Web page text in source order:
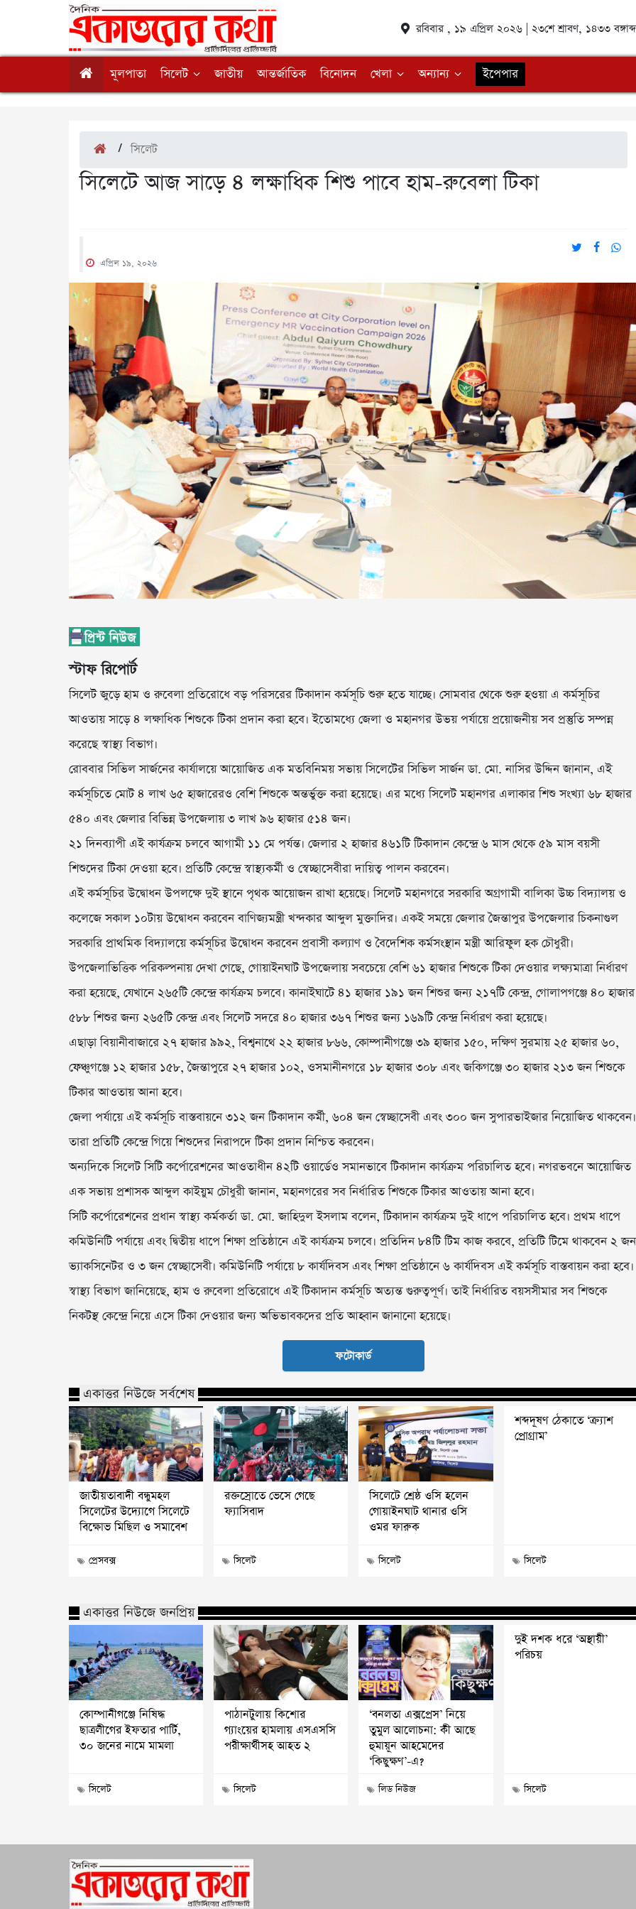
রবিবার , ১৯ এপ্রিল ২০২৬ | ২৩শে শ্রাবণ, ১৪৩৩
মূলপাতা সিলেট জাতীয় আন্তর্জাতিক বিনোদন খেলা অন্যান্য ইপেপার
/সিলেট
সিলেটে আজ সাড়ে ৪ লক্ষাধিক শিশু পাবে হাম-রুবেলা টিকা
এপ্রিল ১৯, ২০২৬
স্টাফ রিপোর্ট
সিলেট জুড়ে হাম ও রুবেলা প্রতিরোধে বড় পরিসরের টিকাদান কর্মসূচি শুরু হতে যাচ্ছে। সোমবার থেকে শুরু হওয়া এ কর্মসূচির
আওতায় সাড়ে ৪ লক্ষাধিক শিশুকে টিকা প্রদান করা হবে। ইতোমধ্যে জেলা ও মহানগর উভয় পর্যায়ে প্রয়োজনীয় সব প্রস্তুতি সম্পন্ন
করেছে স্বাস্থ্য বিভাগ।
রোববার সিভিল সার্জনের কার্যালয়ে আয়োজিত এক মতবিনিময় সভায় সিলেটের সিভিল সার্জন ডা. মো. নাসির উদ্দিন জানান, এই
কর্মসূচিতে মোট ৪ লাখ ৬৫ হাজারেরও বেশি শিশুকে অন্তর্ভুক্ত করা হয়েছে। এর মধ্যে সিলেট মহানগর এলাকার শিশু সংখ্যা ৬৮ হাজার
৫৪০ এবং জেলার বিভিন্ন উপজেলায় ৩ লাখ ৯৬ হাজার ৫১৪ জন।
২১ দিনব্যাপী এই কার্যক্রম চলবে আগামী ১১ মে পর্যন্ত। জেলার ২ হাজার ৪৬১টি টিকাদান কেন্দ্রে ৬ মাস থেকে ৫৯ মাস বয়সী
শিশুদের টিকা দেওয়া হবে। প্রতিটি কেন্দ্রে স্বাস্থ্যকর্মী ও স্বেচ্ছাসেবীরা দায়িত্ব পালন করবেন।
এই কর্মসূচির উদ্বোধন উপলক্ষে দুই স্থানে পৃথক আয়োজন রাখা হয়েছে। সিলেট মহানগরে সরকারি অগ্রগামী বালিকা উচ্চ বিদ্যালয় ও
কলেজে সকাল ১০টায় উদ্বোধন করবেন বাণিজ্যমন্ত্রী খন্দকার আব্দুল মুক্তাদির। একই সময়ে জেলার জৈন্তাপুর উপজেলার চিকনাগুল
সরকারি প্রাথমিক বিদ্যালয়ে কর্মসূচির উদ্বোধন করবেন প্রবাসী কল্যাণ ও বৈদেশিক কর্মসংস্থান মন্ত্রী আরিফুল হক চৌধুরী।
উপজেলাভিত্তিক পরিকল্পনায় দেখা গেছে, গোয়াইনঘাট উপজেলায় সবচেয়ে বেশি ৬১ হাজার শিশুকে টিকা দেওয়ার লক্ষ্যমাত্রা নির্ধারণ
করা হয়েছে, যেখানে ২৬৫টি কেন্দ্রে কার্যক্রম চলবে। কানাইঘাটে ৪১ হাজার ১৯১ জন শিশুর জন্য ২১৭টি কেন্দ্র, গোলাপগঞ্জে ৪০ হাজার
৫৮৮ শিশুর জন্য ২৬৫টি কেন্দ্র এবং সিলেট সদরে ৪০ হাজার ৩৬৭ শিশুর জন্য ১৬৯টি কেন্দ্র নির্ধারণ করা হয়েছে।
এছাড়া বিয়ানীবাজারে ২৭ হাজার ৯৯২, বিশ্বনাথে ২২ হাজার ৮৬৬, কোম্পানীগঞ্জে ৩৯ হাজার ১৫০, দক্ষিণ সুরমায় ২৫ হাজার ৬০,
ফেঞ্চুগঞ্জে ১২ হাজার ১৫৮, জৈন্তাপুরে ২৭ হাজার ১০২, ওসমানীনগরে ১৮ হাজার ৩০৮ এবং জকিগঞ্জে ৩০ হাজার ২১৩ জন শিশুকে
টিকার আওতায় আনা হবে।
জেলা পর্যায়ে এই কর্মসূচি বাস্তবায়নে ৩১২ জন টিকাদান কর্মী, ৬০৪ জন স্বেচ্ছাসেবী এবং ৩০০ জন সুপারভাইজার নিয়োজিত থাকবেন।
তারা প্রতিটি কেন্দ্রে গিয়ে শিশুদের নিরাপদে টিকা প্রদান নিশ্চিত করবেন।
অন্যদিকে সিলেট সিটি কর্পোরেশনের আওতাধীন ৪২টি ওয়ার্ডেও সমানভাবে টিকাদান কার্যক্রম পরিচালিত হবে। নগরভবনে আয়োজিত
এক সভায় প্রশাসক আব্দুল কাইয়ুম চৌধুরী জানান, মহানগরের সব নির্ধারিত শিশুকে টিকার আওতায় আনা হবে।
সিটি কর্পোরেশনের প্রধান স্বাস্থ্য কর্মকর্তা ডা. মো. জাহিদুল ইসলাম বলেন, টিকাদান কার্যক্রম দুই ধাপে পরিচালিত হবে। প্রথম ধাপে
কমিউনিটি পর্যায়ে এবং দ্বিতীয় ধাপে শিক্ষা প্রতিষ্ঠানে এই কার্যক্রম চলবে। প্রতিদিন ৮৪টি টিম কাজ করবে, প্রতিটি টিমে থাকবেন ২ জন
ভ্যাকসিনেটর ও ৩ জন স্বেচ্ছাসেবী। কমিউনিটি পর্যায়ে ৮ কার্যদিবস এবং শিক্ষা প্রতিষ্ঠানে ৬ কার্যদিবস এই কর্মসূচি বাস্তবায়ন করা হবে।
স্বাস্থ্য বিভাগ জানিয়েছে, হাম ও রুবেলা প্রতিরোধে এই টিকাদান কর্মসূচি অত্যন্ত গুরুত্বপূর্ণ। তাই নির্ধারিত বয়সসীমার সব শিশুকে
নিকটস্থ কেন্দ্রে নিয়ে এসে টিকা দেওয়ার জন্য অভিভাবকদের প্রতি আহ্বান জানানো হয়েছে।
ফটোকার্ড
একাত্তর নিউজে সর্বশেষ
জাতীয়তাবাদী বন্ধুমহল
সিলেটের উদ্যোগে সিলেটে
বিক্ষোভ মিছিল ও সমাবেশ
প্রেসবক্স
রক্তস্রোতে ভেসে গেছে
ফ্যাসিবাদ
সিলেট
সিলেটে শ্রেষ্ঠ ওসি হলেন
গোয়াইনঘাট থানার ওসি
ওমর ফারুক
সিলেট
শব্দদূষণ ঠেকাতে ‘ক্র্যাশ
প্রোগ্রাম’
সিলেট
একাত্তর নিউজে জনপ্রিয়
কোম্পানীগঞ্জে নিষিদ্ধ
ছাত্রলীগের ইফতার পার্টি,
৩০ জনের নামে মামলা
সিলেট
পাঠানটুলায় কিশোর
গ্যাংয়ের হামলায় এসএসসি
পরীক্ষার্থীসহ আহত ২
সিলেট
‘বনলতা এক্সপ্রেস’ নিয়ে
তুমুল আলোচনা: কী আছে
হুমায়ূন আহমেদের
‘কিছুক্ষণ’-এ?
লিড নিউজ
দুই দশক ধরে ‘অস্থায়ী’
পরিচয়
সিলেট